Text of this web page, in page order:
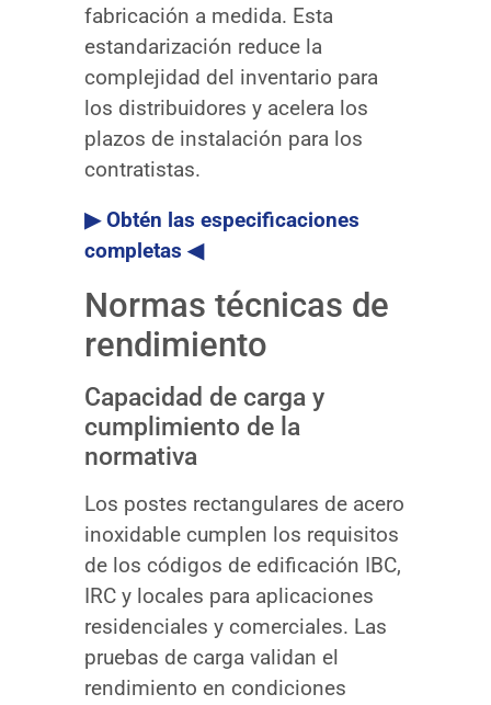
fabricación a medida. Esta
estandarización reduce la
complejidad del inventario para
los distribuidores y acelera los
plazos de instalación para los
contratistas.
▶ Obtén las especificaciones
completas ◀
Normas técnicas de
rendimiento
Capacidad de carga y
cumplimiento de la
normativa
Los postes rectangulares de acero
inoxidable cumplen los requisitos
de los códigos de edificación IBC,
IRC y locales para aplicaciones
residenciales y comerciales. Las
pruebas de carga validan el
rendimiento en condiciones